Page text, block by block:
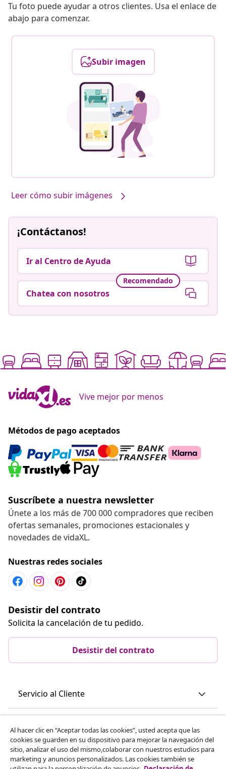
Tu foto puede ayudar a otros clientes. Usa el enlace de
abajo para comenzar.
Subir imagen
Leer cómo subir imágenes
¡Contáctanos!
Ir al Centro de Ayuda
Recomendado
Chatea con nosotros
Vive mejor por menos
Métodos de pago aceptados
Suscríbete a nuestra newsletter
Únete a los más de 700 000 compradores que reciben
ofertas semanales, promociones estacionales y
novedades de vidaXL.
Nuestras redes sociales
Desistir del contrato
Solicita la cancelación de tu pedido.
Desistir del contrato
Servicio al Cliente
vidaXL
Al hacer clic en “Aceptar todas las cookies”, usted acepta que las
cookies se guarden en su dispositivo para mejorar la navegación del
sitio, analizar el uso del mismo,colaborar con nuestros estudios para
marketing y anuncios personalizados. Las cookies también se